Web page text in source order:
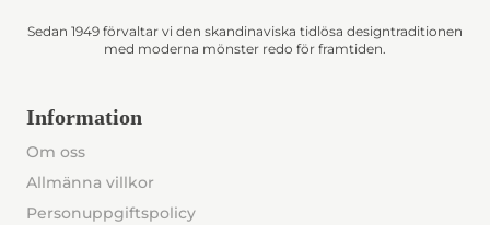
Sedan 1949 förvaltar vi den skandinaviska tidlösa designtraditionen
med moderna mönster redo för framtiden.
Information
Om oss
Allmänna villkor
Personuppgiftspolicy